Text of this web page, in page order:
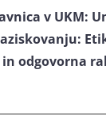
v UKM:
in odgovorna